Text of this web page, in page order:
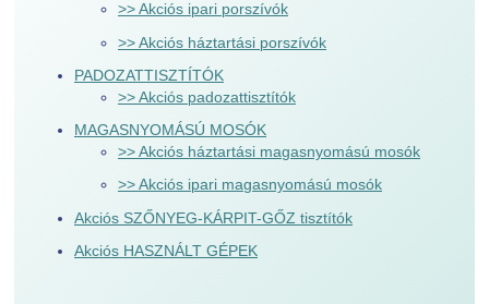
>> Akciós ipari porszívók
>> Akciós háztartási porszívók
PADOZATTISZTÍTÓK
>> Akciós padozattisztítók
MAGASNYOMÁSÚ MOSÓK
>> Akciós háztartási magasnyomású mosók
>> Akciós ipari magasnyomású mosók
Akciós SZŐNYEG-KÁRPIT-GŐZ tisztítók
Akciós HASZNÁLT GÉPEK